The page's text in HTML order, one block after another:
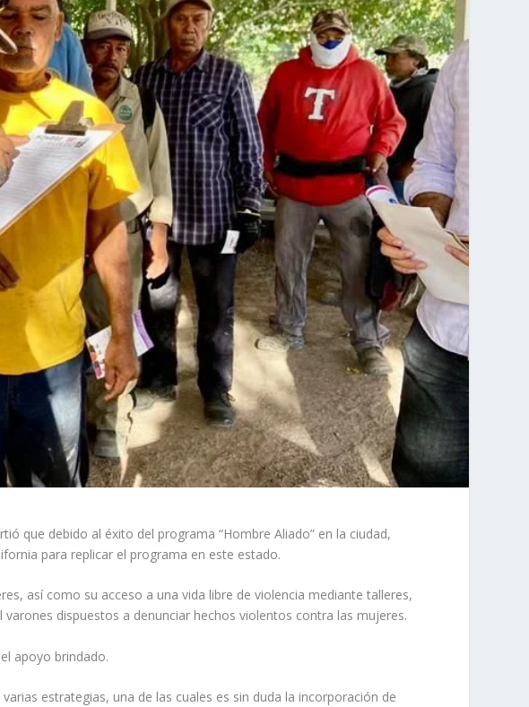
que debido al éxito del programa “Hombre Aliado” en la ciudad,
para replicar el programa en este estado.
así como su acceso a una vida libre de violencia mediante talleres,
dispuestos a denunciar hechos violentos contra las mujeres.
apoyo brindado.
estrategias, una de las cuales es sin duda la incorporación de